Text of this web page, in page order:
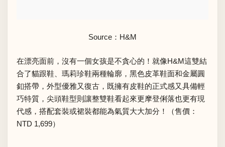
Source：H&M
在漂亮面前，沒有一個女孩是不貪心的！就像H&M這雙結
合了貓跟鞋、瑪莉珍鞋兩種輪廓，黑色皮革鞋面和金屬圓
釦搭帶，外型優雅又復古，既擁有皮鞋的正式感又具備輕
巧特質，尖頭鞋型則讓整雙鞋看起來更摩登俐落也更有現
代感，搭配套裝或裙裝都能為氣質大大加分！（售價：
NTD 1,699）